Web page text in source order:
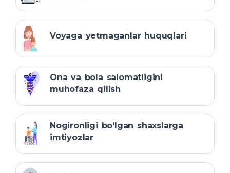
Voyaga yetmaganlar huquqlari
Ona va bola salomatligini
muhofaza qilish
Nogironligi bo‘lgan shaxslarga
imtiyozlar